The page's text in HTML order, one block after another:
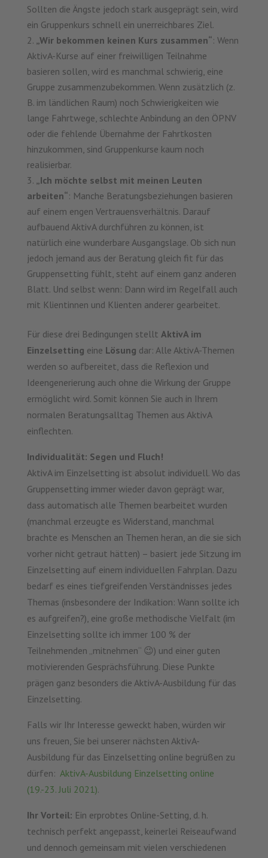
Sollten die Ängste jedoch stark ausgeprägt sein, wird
ein Gruppenkurs schnell ein unerreichbares Ziel.
„Wir bekommen keinen Kurs zusammen“: Wenn
AktivA-Kurse auf einer freiwilligen Teilnahme
basieren sollen, wird es manchmal schwierig, eine
Gruppe zusammenzubekommen. Wenn zusätzlich (z.
B. im ländlichen Raum) noch Schwierigkeiten wie
lange Fahrtwege, schlechte Anbindung an den ÖPNV
oder die fehlende Übernahme der Fahrtkosten
hinzukommen, sind Gruppenkurse kaum noch
realisierbar.
„Ich möchte selbst mit meinen Leuten
arbeiten“: Manche Beratungsbeziehungen basieren
auf einem engen Vertrauensverhältnis. Darauf
aufbauend AktivA durchführen zu können, ist
natürlich eine wunderbare Ausgangslage. Ob sich nun
jedoch jemand aus der Beratung gleich fit für das
Gruppensetting fühlt, steht auf einem ganz anderen
Blatt. Und selbst wenn: Dann wird im Regelfall auch
mit Klientinnen und Klienten anderer gearbeitet.
Für diese drei Bedingungen stellt AktivA im
Einzelsetting eine Lösung dar: Alle AktivA-Themen
werden so aufbereitet, dass die Reflexion und
Ideengenerierung auch ohne die Wirkung der Gruppe
ermöglicht wird. Somit können Sie auch in Ihrem
normalen Beratungsalltag Themen aus AktivA
einflechten.
Individualität: Segen und Fluch!
AktivA im Einzelsetting ist absolut individuell. Wo das
Gruppensetting immer wieder davon geprägt war,
dass automatisch alle Themen bearbeitet wurden
(manchmal erzeugte es Widerstand, manchmal
brachte es Menschen an Themen heran, an die sie sich
vorher nicht getraut hätten) – basiert jede Sitzung im
Einzelsetting auf einem individuellen Fahrplan. Dazu
bedarf es eines tiefgreifenden Verständnisses jedes
Themas (insbesondere der Indikation: Wann sollte ich
es aufgreifen?), eine große methodische Vielfalt (im
Einzelsetting sollte ich immer 100 % der
Teilnehmenden „mitnehmen“ 😉) und einer guten
motivierenden Gesprächsführung. Diese Punkte
prägen ganz besonders die AktivA-Ausbildung für das
Einzelsetting.
Falls wir Ihr Interesse geweckt haben, würden wir
uns freuen, Sie bei unserer nächsten AktivA-
Ausbildung für das Einzelsetting online begrüßen zu
dürfen: AktivA-Ausbildung Einzelsetting online
(19.-23. Juli 2021).
Ihr Vorteil: Ein erprobtes Online-Setting, d. h.
technisch perfekt angepasst, keinerlei Reiseaufwand
und dennoch gemeinsam mit vielen verschiedenen